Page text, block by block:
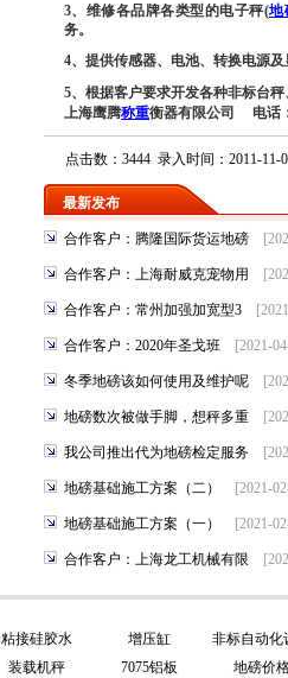
3、维修各品牌各类型的电子秤(地
务。
4、提供传感器、电池、转换电源及
5、根据客户要求开发各种非标台秤
上海鹰腾称重衡器有限公司 电话
点击数：3444 录入时间：2011-11-
最新发布
合作客户：腾隆国际货运地磅
合作客户：上海耐威克宠物用
合作客户：常州加强加宽型3
合作客户：2020年圣戈班 [2021-
冬季地磅该如何使用及维护呢
地磅数次被做手脚，想秤多重
我公司推出代为地磅检定服务
地磅基础施工方案（二） [2021-
地磅基础施工方案（一） [2021-
合作客户：上海龙工机械有限
粘接硅胶水 增压缸 非标自动化
装载机秤 7075铝板 地磅价